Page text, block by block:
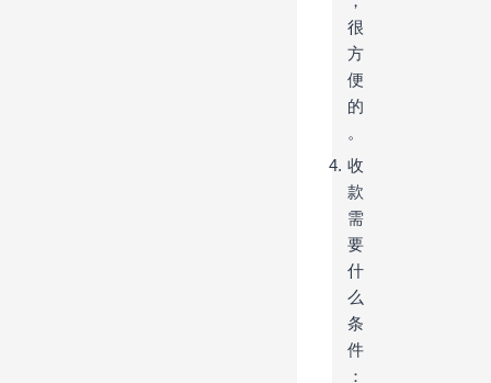
很
方
便
的
。
收
款
需
要
什
么
条
件
：